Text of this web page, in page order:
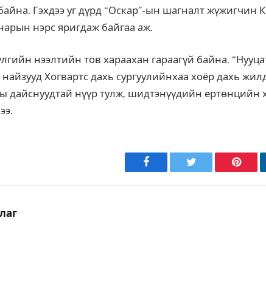
Гэхдээ уг дүрд “Оскар”-ын шагналт
нэрс яригдаж байгаа аж.
нээлтийн тов хараахан гараагүй байна.
Хогвартс дахь сургуулийнхаа хоёр дахь
дайснуудтай нүүр тулж, шидтэнүүдийн ертөнцийн
Facebook Twitter